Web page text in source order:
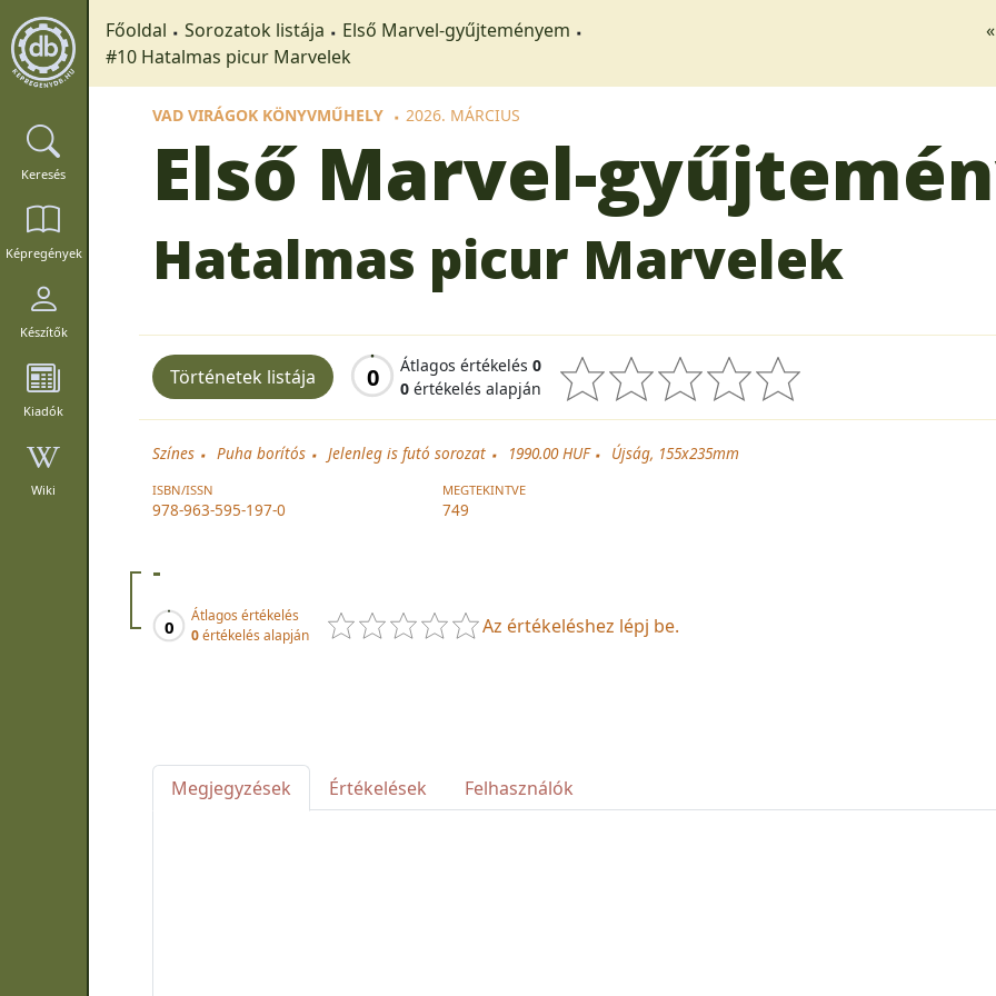
Keresés
Képregények
Készítők
Kiadók
Wiki
Főoldal Sorozatok listája
Első Marvel-gyűjteményem
#10 Hatalmas picur Marvelek
VAD VIRÁGOK KÖNYVMŰHELY 2026. MÁRCIUS
Első Marvel-
Hatalmas picur Marvelek
Történetek listája 0 Átlagos értékelés 0
0 értékelés alapján
Színes Puha borítós Jelenleg is futó sorozat 1990.00 HUF Újság, 155x235mm
ISBN/ISSN
978-963-595-197-0
MEGTEKINTVE
749
-
0
Átlagos értékelés
0értékelés alapján Az értékeléshez lépj be.
Megjegyzések Értékelések Felhasználók